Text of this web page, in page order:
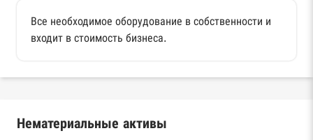
Все необходимое оборудование в собственности и
входит в стоимость бизнеса.
Нематериальные активы